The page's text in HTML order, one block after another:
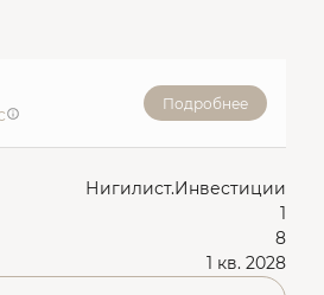
Подробнее
Нигилист.Инвестиции
1
8
1 кв. 2028